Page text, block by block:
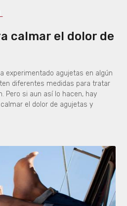
calmar el dolor de
experimentado agujetas en algún
diferentes medidas para tratar
Pero si aun así lo hacen, hay
el dolor de agujetas y